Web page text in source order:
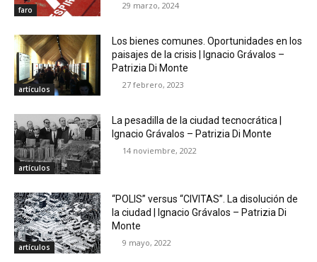
faro 29 marzo, 2024
artículos
Los bienes comunes. Oportunidades en los
paisajes de la crisis | Ignacio Grávalos –
Patrizia Di Monte
27 febrero, 2023
artículos
La pesadilla de la ciudad tecnocrática |
Ignacio Grávalos – Patrizia Di Monte
14 noviembre, 2022
artículos
“POLIS” versus “CIVITAS”. La disolución de
la ciudad | Ignacio Grávalos – Patrizia Di
Monte
9 mayo, 2022